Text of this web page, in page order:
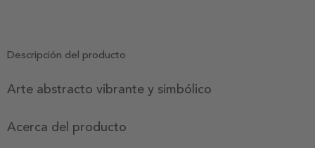
Descripción del producto
Arte abstracto vibrante y simbólico
Acerca del producto